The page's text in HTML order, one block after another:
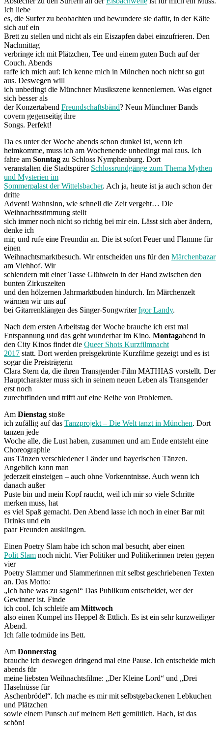
Ich liebe
es, die Surfer zu beobachten und bewundere sie dafür, in der Kälte
sich auf ein
Brett zu stellen und nicht als ein Eiszapfen dabei einzufrieren. Den
Nachmittag
verbringe ich mit Plätzchen, Tee und einem guten Buch auf der
Couch. Abends
raffe ich mich auf: Ich kenne mich in München noch nicht so gut
aus. Deswegen will
ich unbedingt die Münchner Musikszene kennenlernen. Was eignet
sich besser als
der Konzertabend Freundschaftsbänd? Neun Münchner Bands
covern gegenseitig ihre
Songs. Perfekt!
Da es unter der Woche abends schon dunkel ist, wenn ich
heimkomme, muss ich am Wochenende unbedingt mal raus. Ich
fahre am Sonntag zu Schloss Nymphenburg. Dort
veranstalten die Stadtspürer Schlossrundgänge zum Thema Mythen
und Mysterien im
Sommerpalast der Wittelsbacher. Ach ja, heute ist ja auch schon der
dritte
Advent! Wahnsinn, wie schnell die Zeit vergeht… Die
Weihnachtsstimmung stellt
sich immer noch nicht so richtig bei mir ein. Lässt sich aber ändern,
denke ich
mir, und rufe eine Freundin an. Die ist sofort Feuer und Flamme für
einen
Weihnachtsmarktbesuch. Wir entscheiden uns für den Märchenbazar
am Viehhof. Wir
schlendern mit einer Tasse Glühwein in der Hand zwischen den
bunten Zirkuszelten
und den hölzernen Jahrmarktbuden hindurch. Im Märchenzelt
wärmen wir uns auf
bei Gitarrenklängen des Singer-SongwriterIgor Landy.
Nach dem ersten Arbeitstag der Woche brauche ich erst mal
Entspannung und das geht wunderbar im Kino. Montagabend in
den City Kinos findet die Queer Shots Kurzfilmnacht
2017 statt. Dort werden preisgekrönte Kurzfilme gezeigt und es ist
sogar die Preisträgerin
Clara Stern da, die ihren Transgender-Film MATHIAS vorstellt. Der
Hauptcharakter muss sich in seinem neuen Leben als Transgender
erst noch
zurechtfinden und trifft auf eine Reihe von Problemen.
Am Dienstag stoße
ich zufällig auf das Tanzprojekt – Die Welt tanzt in München. Dort
tanzen jede
Woche alle, die Lust haben, zusammen und am Ende entsteht eine
Choreographie
aus Tänzen verschiedener Länder und bayerischen Tänzen.
Angeblich kann man
jederzeit einsteigen – auch ohne Vorkenntnisse. Auch wenn ich
danach außer
Puste bin und mein Kopf raucht, weil ich mir so viele Schritte
merken muss, hat
es viel Spaß gemacht. Den Abend lasse ich noch in einer Bar mit
Drinks und ein
paar Freunden ausklingen.
Einen Poetry Slam habe ich schon mal besucht, aber einen
Polit Slam noch nicht. Vier Politiker und Politikerinnen treten gegen
vier
Poetry Slammer und Slammerinnen mit selbst geschriebenen Texten
an. Das Motto:
„Ich habe was zu sagen!“ Das Publikum entscheidet, wer der
Gewinner ist. Finde
ich cool. Ich schleife am Mittwoch
also einen Kumpel ins Heppel & Ettlich. Es ist ein sehr kurzweiliger
Abend.
Ich falle todmüde ins Bett.
Am Donnerstag
brauche ich deswegen dringend mal eine Pause. Ich entscheide mich
abends für
meine liebsten Weihnachtsfilme: „Der Kleine Lord“ und „Drei
Haselnüsse für
Aschenbrödel“. Ich mache es mir mit selbstgebackenen Lebkuchen
und Plätzchen
sowie einem Punsch auf meinem Bett gemütlich. Hach, ist das
schön!